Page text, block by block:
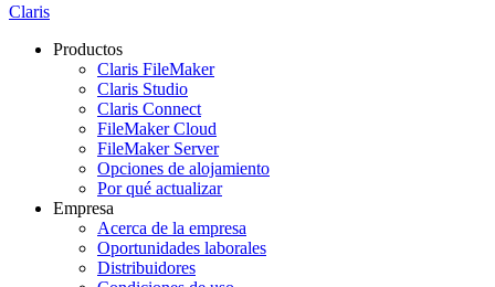
Claris
Productos
Claris FileMaker
Claris Studio
Claris Connect
FileMaker Cloud
FileMaker Server
Opciones de alojamiento
Por qué actualizar
Empresa
Acerca de la empresa
Oportunidades laborales
Distribuidores